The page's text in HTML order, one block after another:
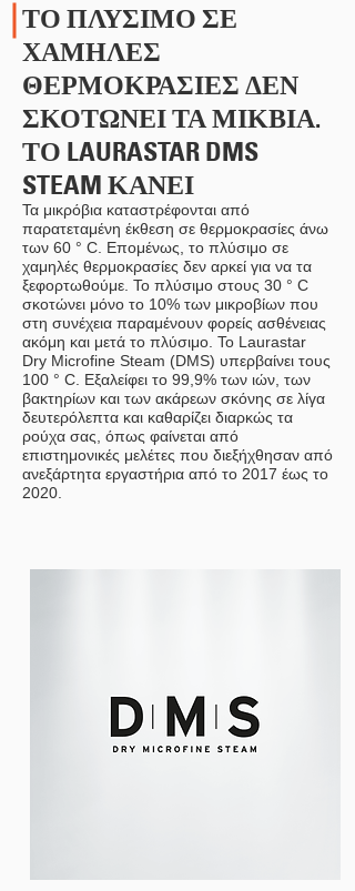
ΤΟ ΠΛΥΣΙΜΟ ΣΕ
ΧΑΜΗΛΕΣ
ΘΕΡΜΟΚΡΑΣΙΕΣ ΔΕΝ
ΣΚΟΤΩΝΕΙ ΤΑ ΜΙΚΒΙΑ.
ΤΟ LAURASTAR DMS
STEAM ΚΑΝΕΙ
Τα μικρόβια καταστρέφονται από
παρατεταμένη έκθεση σε θερμοκρασίες άνω
των 60 ° C. Επομένως, το πλύσιμο σε
χαμηλές θερμοκρασίες δεν αρκεί για να τα
ξεφορτωθούμε. Το πλύσιμο στους 30 ° C
σκοτώνει μόνο το 10% των μικροβίων που
στη συνέχεια παραμένουν φορείς ασθένειας
ακόμη και μετά το πλύσιμο. Το Laurastar
Dry Microfine Steam (DMS) υπερβαίνει τους
100 ° C. Εξαλείφει το 99,9% των ιών, των
βακτηρίων και των ακάρεων σκόνης σε λίγα
δευτερόλεπτα και καθαρίζει διαρκώς τα
ρούχα σας, όπως φαίνεται από
επιστημονικές μελέτες που διεξήχθησαν από
ανεξάρτητα εργαστήρια από το 2017 έως το
2020.